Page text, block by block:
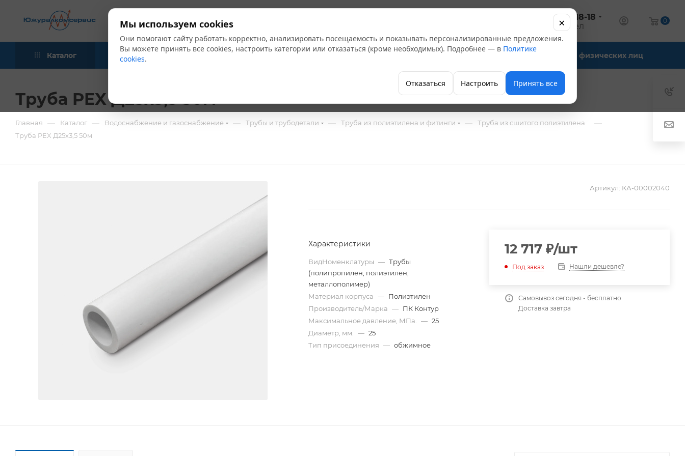
+7 (347) 246-18-18
оптовый отдел
0
Каталог Акции Бренды Компания Офис-склады Для физических лиц
Труба PEX Д25х3,5 50м
Главная — Каталог — Водоснабжение и газоснабжение — Трубы и трубодетали — Труба из полиэтилена и фитинги — Труба из сшитого полиэтилена —
Труба PEX Д25х3,5 50м
Артикул: КА-00002040
Характеристики
ВидНоменклатуры — Трубы
(полипропилен, полиэтилен,
металлополимер)
Материал корпуса — Полиэтилен
Производитель/Марка — ПК Контур
Максимальное давление, МПа.
— 25
Диаметр, мм.
— 25
Тип присоединения — обжимное
12 717₽/шт
Под заказ Нашли дешевле?
Самовывоз сегодня - бесплатно
Доставка завтра
Мы используем cookies
Они помогают сайту работать корректно, анализировать посещаемость и показывать персонализированные предложения.
Вы можете принять все cookies, настроить категории или отказаться (кроме необходимых). Подробнее — в Политике
cookies.
Отказаться Настроить Принять все
×